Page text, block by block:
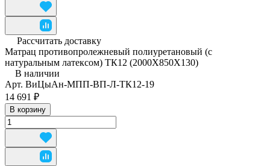
Рассчитать доставку
Матрац противопролежневый полиуретановый (с
натуральным латексом) ТК12 (2000Х850Х130)
В наличии
Арт. ВиЦыАн-МПП-ВП-Л-ТК12-19
14 691 ₽
В корзину